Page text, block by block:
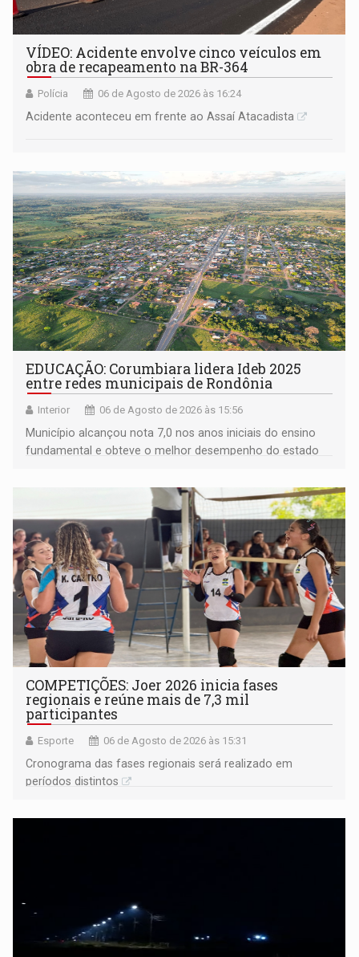
VÍDEO: Acidente envolve cinco veículos em
obra de recapeamento na BR-364
Polícia 06 de Agosto de 2026 às 16:24
Acidente aconteceu em frente ao Assaí Atacadista
EDUCAÇÃO: Corumbiara lidera Ideb 2025
entre redes municipais de Rondônia
Interior 06 de Agosto de 2026 às 15:56
Município alcançou nota 7,0 nos anos iniciais do ensino
fundamental e obteve o melhor desempenho do estado
COMPETIÇÕES: Joer 2026 inicia fases
regionais e reúne mais de 7,3 mil
participantes
Esporte 06 de Agosto de 2026 às 15:31
Cronograma das fases regionais será realizado em
períodos distintos